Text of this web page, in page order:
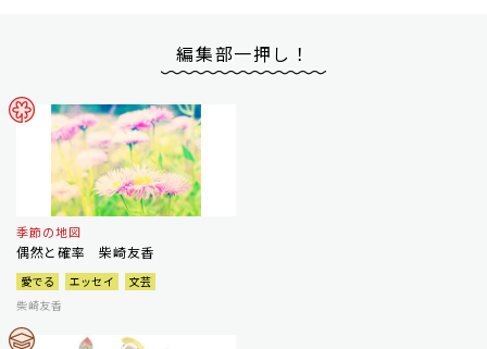
編集部一押し！
季節の地図
偶然と確率 柴崎友香
愛でる エッセイ
文芸
柴崎友香